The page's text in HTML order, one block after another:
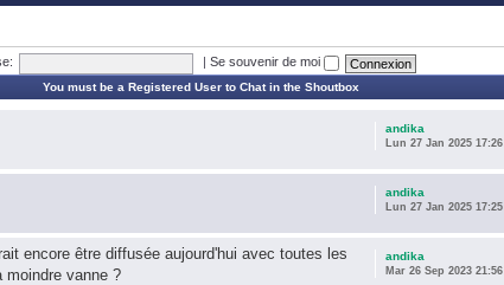
Se souvenir de moi
You must be a Registered User to Chat in the Shoutbox
andika
Lun 27 Jan 2025 17:26
andika
Lun 27 Jan 2025 17:25
encore être diffusée aujourd'hui avec toutes les
moindre vanne ?
andika
Mar 26 Sep 2023 21:56